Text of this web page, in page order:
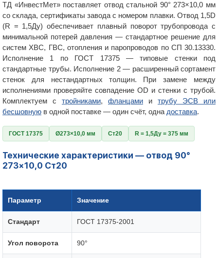
ТД «ИнвестМет» поставляет отвод стальной 90° 273×10,0 мм
со склада, сертификаты завода с номером плавки. Отвод 1,5D
(R = 1,5Ду) обеспечивает плавный поворот трубопровода с
минимальной потерей давления — стандартное решение для
систем ХВС, ГВС, отопления и паропроводов по СП 30.13330.
Исполнение 1 по ГОСТ 17375 — типовые стенки под
стандартные трубы. Исполнение 2 — расширенный сортамент
стенок для нестандартных толщин. При замене между
исполнениями проверяйте совпадение OD и стенки с трубой.
Комплектуем с тройниками, фланцами и трубу ЭСВ или
бесшовную в одной поставке — один счёт, одна доставка.
ГОСТ 17375 Ø273×10,0 мм Ст20 R = 1,5Ду = 375 мм
Технические характеристики — отвод 90°
273×10,0 Ст20
Параметр Значение
Стандарт ГОСТ 17375-2001
Угол поворота 90°